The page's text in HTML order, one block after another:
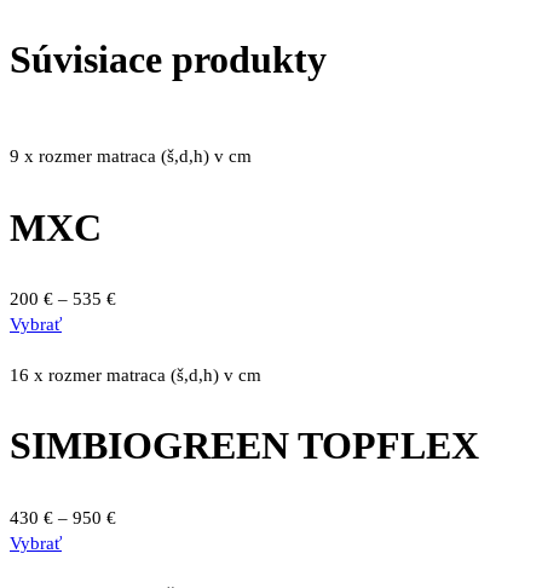
Súvisiace produkty
9 x rozmer matraca (š,d,h) v cm
MXC
200 € – 535 €Price
through
VybraťTento
má
Možnosti
vybrať
na
16 x rozmer matraca (š,d,h) v cm
SIMBIOGREEN TOPFLEX
430 € – 950 €Price
VybraťTento